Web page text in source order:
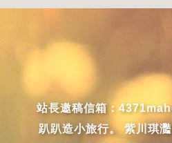
站長邀稿信箱：
趴趴造小旅行。 紫川琪